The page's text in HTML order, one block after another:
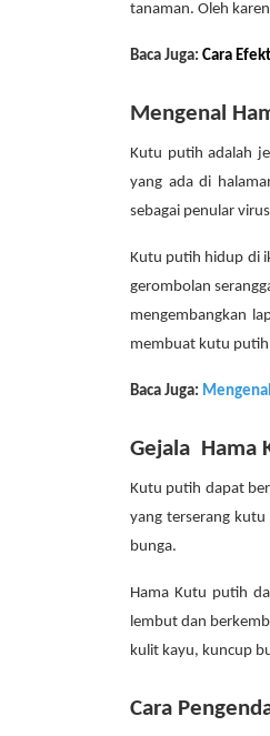
tanaman. Oleh
Baca Juga: Cara
Mengenal
Kutu putih adalah
yang ada di
sebagai penular
Kutu putih hidup di
gerombolan
mengembangkan
membuat kutu
Baca Juga:
Gejala Hama
Kutu putih dapat
yang terserang
bunga.
Hama Kutu putih
lembut dan
kulit kayu, kuncup
Cara